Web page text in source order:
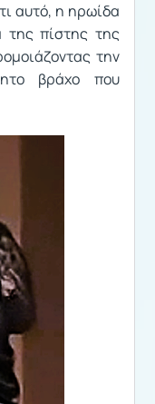
αυτό, η ηρωίδα
της πίστης της
την
βράχο που